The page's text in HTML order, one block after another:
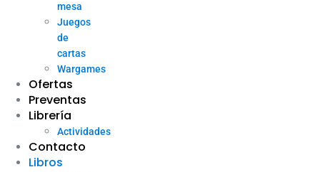
mesa
Juegos
de
cartas
Wargames
Ofertas
Preventas
Librería
Actividades
Contacto
Libros